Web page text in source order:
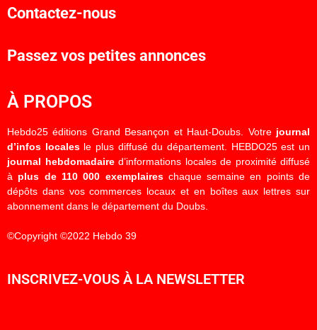
Contactez-nous
Passez vos petites annonces
À PROPOS
Hebdo25 éditions Grand Besançon et Haut-Doubs. Votre journal
d’infos localesle plus diffusé du département. HEBDO25 est un
journal hebdomadaired’informations locales de proximité diffusé
à plus de 110 000 exemplaireschaque semaine en points de
dépôts dans vos commerces locaux et en boîtes aux lettres sur
abonnement dans le département du Doubs.
©Copyright ©2022 Hebdo 39
INSCRIVEZ-VOUS À LA NEWSLETTER